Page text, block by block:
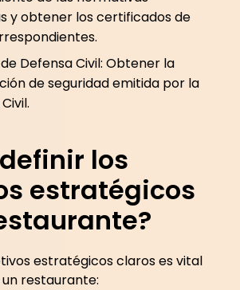
y obtener los certificados de
Defensa Civil: Obtener la
de seguridad emitida por la
los
estratégicos
estratégicos claros es vital
restaurante: